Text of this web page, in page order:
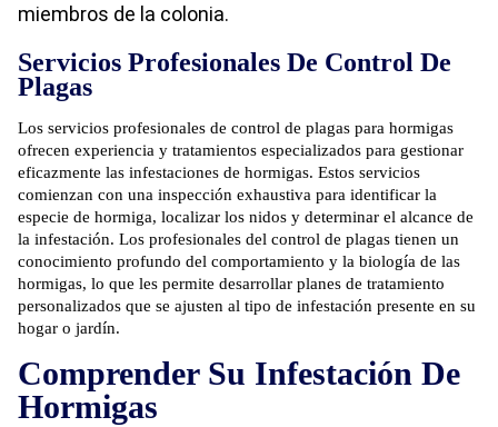
miembros de la colonia.
Servicios Profesionales De Control De
Plagas
Los servicios profesionales de control de plagas para hormigas
ofrecen experiencia y tratamientos especializados para gestionar
eficazmente las infestaciones de hormigas. Estos servicios
comienzan con una inspección exhaustiva para identificar la
especie de hormiga, localizar los nidos y determinar el alcance de
la infestación. Los profesionales del control de plagas tienen un
conocimiento profundo del comportamiento y la biología de las
hormigas, lo que les permite desarrollar planes de tratamiento
personalizados que se ajusten al tipo de infestación presente en su
hogar o jardín.
Comprender Su Infestación De
Hormigas